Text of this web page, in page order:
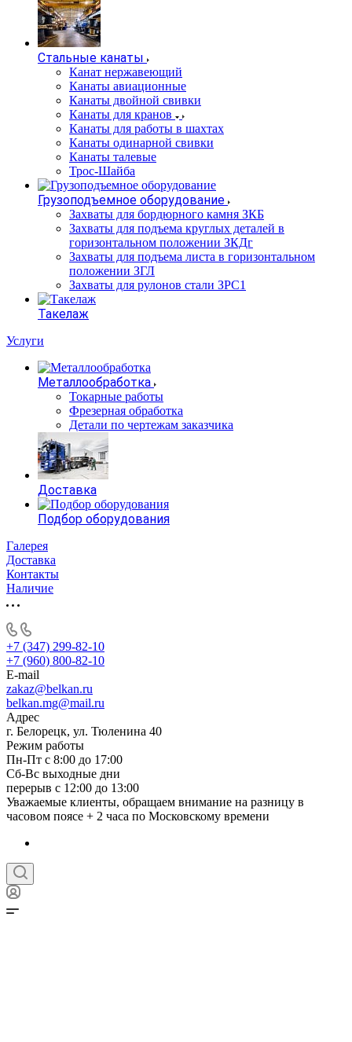
Стальные канаты
Канат нержавеющий
Канаты авиационные
Канаты двойной свивки
Канаты для кранов
Канаты для работы в шахтах
Канаты одинарной свивки
Канаты талевые
Трос-Шайба
Грузоподъемное оборудование
Захваты для бордюрного камня ЗКБ
Захваты для подъема круглых деталей в
горизонтальном положении ЗКДг
Захваты для подъема листа в горизонтальном
положении ЗГЛ
Захваты для рулонов стали ЗРС1
Такелаж
Услуги
Металлообработка
Токарные работы
Фрезерная обработка
Детали по чертежам заказчика
Доставка
Подбор оборудования
Галерея
Доставка
Контакты
Наличие
+7 (347) 299-82-10
+7 (960) 800-82-10
E-mail
zakaz@belkan.ru
belkan.mg@mail.ru
Адрес
г. Белорецк, ул. Тюленина 40
Режим работы
Пн-Пт с 8:00 до 17:00
Сб-Вс выходные дни
перерыв с 12:00 до 13:00
Уважаемые клиенты, обращаем внимание на разницу в
часовом поясе + 2 часа по Московскому времени